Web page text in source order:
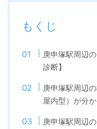
もくじ
庚申塚駅周辺
診断】
庚申塚駅周辺
屋内型）が分
庚申塚駅周辺